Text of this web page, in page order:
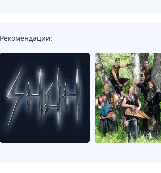
Рекомендации: